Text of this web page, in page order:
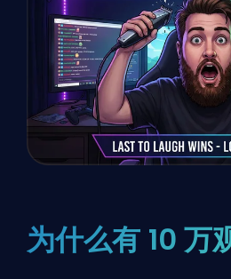
为什么有 10 万